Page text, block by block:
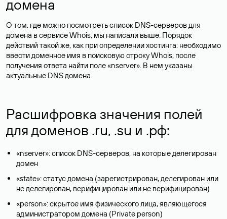
домена
О том, где можно посмотреть список DNS-серверов для
домена в сервисе Whois, мы написали выше. Порядок
действий такой же, как при определении хостинга: необходимо
ввести доменное имя в поисковую строку Whois, после
получения ответа найти поле «nserver». В нем указаны
актуальные DNS домена.
Расшифровка значения полей
для доменов .ru, .su и .рф:
«nserver»: список DNS-серверов, на которые делегирован
домен
«state»: статус домена (зарегистрирован, делегирован или
не делегирован, верифицирован или не верифицирован)
«person»: скрытое имя физического лица, являющегося
администратором домена (Privatе person)